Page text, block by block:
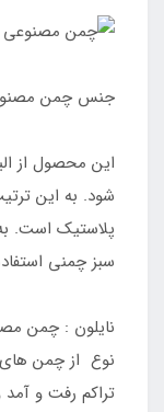
جنس چمن
این محصول از
شود. به این
پلاستیک است.
سبز چمنی
نایلون : چمن
نوع از چمن
تراکم رفت و